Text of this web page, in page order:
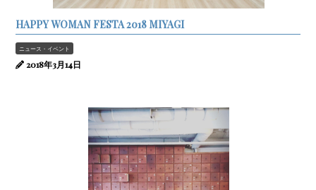
HAPPY WOMAN FESTA 2018 MIYAGI
ニュース・イベント
2018年3月14日